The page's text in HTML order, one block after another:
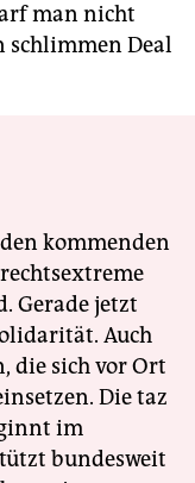
man nicht
schlimmen Deal
kommenden
Gerade jetzt
Auch
die sich vor Ort
Die taz
im
bundesweit